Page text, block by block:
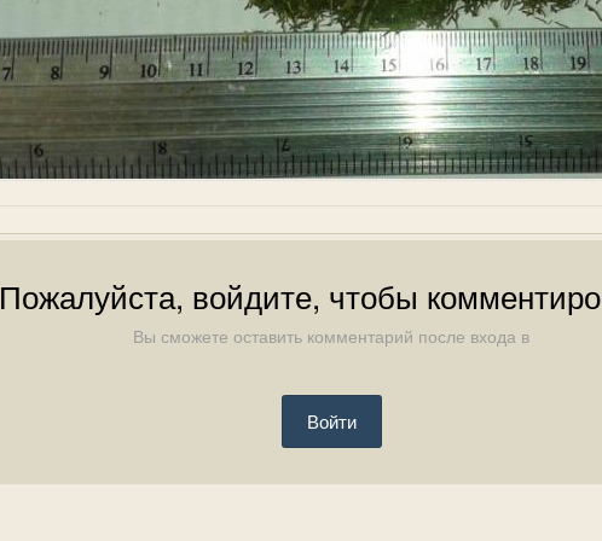
Пожалуйста, войдите, чтобы
Вы сможете оставить комментарий после входа в
Войти